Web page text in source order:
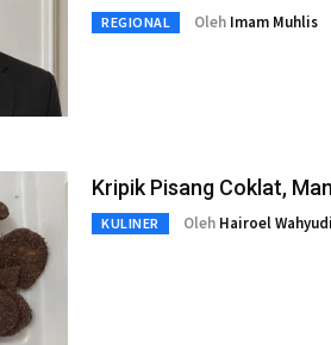
REGIONAL Oleh Imam Muhlis
Kripik Pisang Coklat,
KULINER Oleh Hairoel Wahyudi